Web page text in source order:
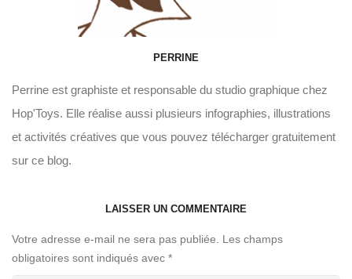
PERRINE
Perrine est graphiste et responsable du studio graphique chez
Hop'Toys. Elle réalise aussi plusieurs infographies, illustrations
et activités créatives que vous pouvez télécharger gratuitement
sur ce blog.
LAISSER UN COMMENTAIRE
Votre adresse e-mail ne sera pas publiée. Les champs
obligatoires sont indiqués avec *